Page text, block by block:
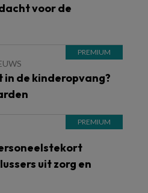
voor de
de kinderopvang?
uit zorg en